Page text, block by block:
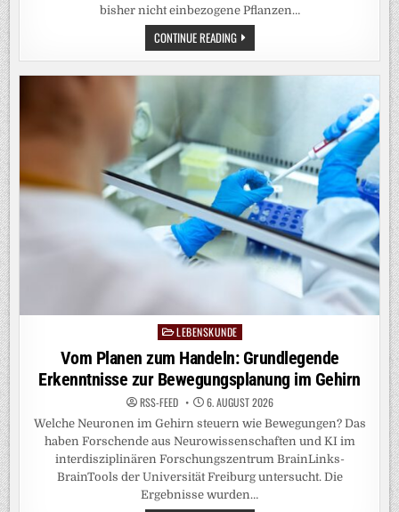
bisher nicht einbezogene Pflanzen…
CONTINUE READINGNEUER
INDEX
VERBESSERT
PostedLEBENSKUNDE
Vom Planen zum Handeln: Grundlegende
Erkenntnisse zur Bewegungsplanung im Gehirn
RSS-FEED 6. AUGUST 2026
Welche Neuronen im Gehirn steuern wie Bewegungen? Das
haben Forschende aus Neurowissenschaften und KI im
interdisziplinären Forschungszentrum BrainLinks-
BrainTools der Universität Freiburg untersucht. Die
Ergebnisse wurden…